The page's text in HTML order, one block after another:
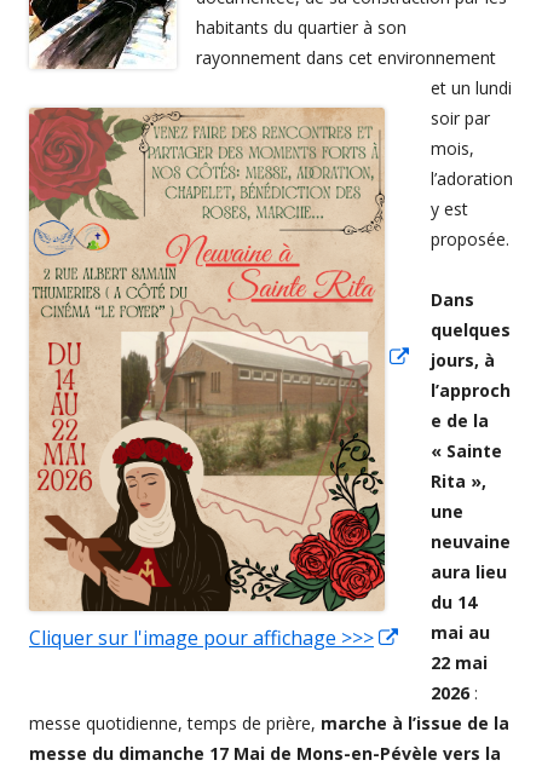
Ouvrir
dans
une
nouvelle
Cliquer sur l'image pour affichage >>>
Ouvrir
dans
une
habitants du quartier à son
rayonnement dans cet environnement
et un lundi
soir par
mois,
l’adoration
y est
proposée.
Dans
quelques
jours, à
l’approch
e de la
« Sainte
Rita »,
une
neuvaine
aura lieu
du 14
mai au
22 mai
2026 :
messe quotidienne, temps de prière, marche à l’issue de la
messe du dimanche 17 Mai de Mons-en-Pévèle vers la